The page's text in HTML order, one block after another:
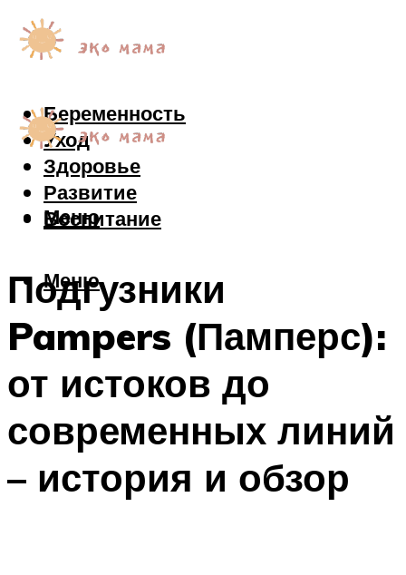
Беременность
Уход
Здоровье
Развитие
Воспитание
Меню
Меню
Подгузники
Pampers (Памперс):
от истоков до
современных линий
– история и обзор